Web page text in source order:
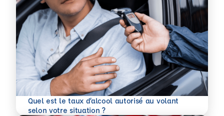
Quel est le taux d’alcool autorisé au volant
selon votre situation ?
En savoir plus